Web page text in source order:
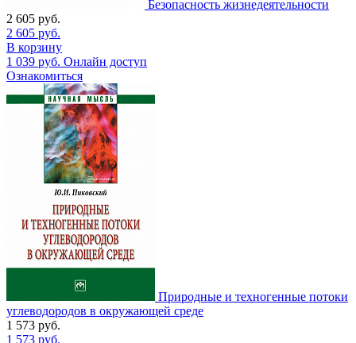
Безопасность жизнедеятельности
2 605 руб.
2 605 руб.
В корзину
1 039 руб. Онлайн доступ
Ознакомиться
Природные и техногенные потоки
углеводородов в окружающей среде
1 573 руб.
1 573 руб.